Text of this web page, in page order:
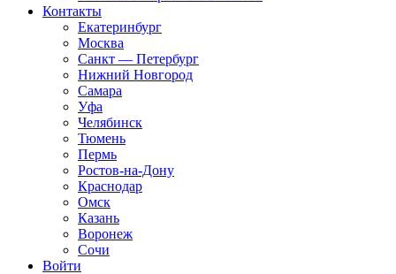
Контакты
Екатеринбург
Москва
Санкт — Петербург
Нижний Новгород
Самара
Уфа
Челябинск
Тюмень
Пермь
Ростов-на-Дону
Краснодар
Омск
Казань
Воронеж
Сочи
Войти